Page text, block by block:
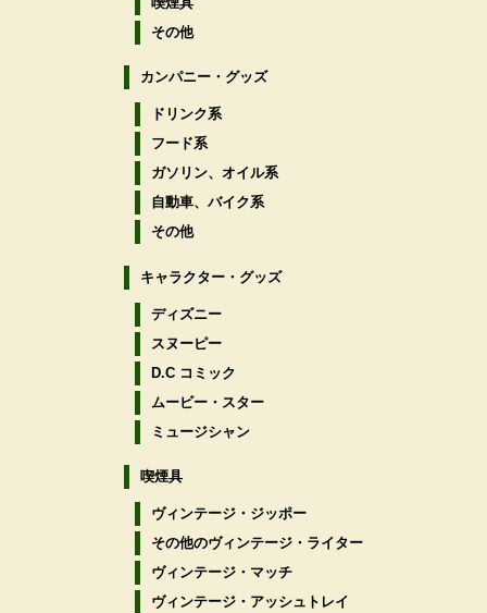
その他
カンパニー・グッズ
ドリンク系
フード系
ガソリン、オイル系
自動車、バイク系
その他
キャラクター・グッズ
ディズニー
スヌーピー
D.C コミック
ムービー・スター
ミュージシャン
喫煙具
ヴィンテージ・ジッポー
その他のヴィンテージ・ライター
ヴィンテージ・マッチ
ヴィンテージ・アッシュトレイ